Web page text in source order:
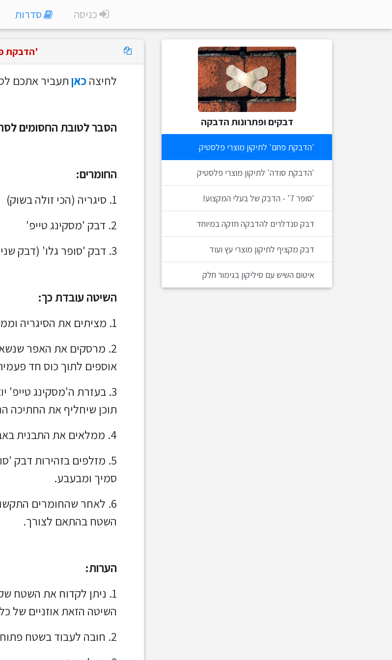
כניסה סדרות
דבקים ופתרונות הדבקה
'הדבקת פחם' לתיקון מוצרי פלסטיק
'הדבקת סודה' לתיקון מוצרי פלסטיק
'סופר 7' - הדבק של בעלי המקצוע!
דבק סנדלרים להדבקה חזקה במיוחד
דבק מקציף לתיקון מוצרי עץ ועוד
איטום השיש עם סיליקון בגימור חלק
'הדבקת
לחיצה כאןתעביר אתכם
הסבר לטובת החסומים
החומרים:
1. סיגריה (הכי זולה בשוק)
2. דבק 'מסקינג טייפ'
3. דבק 'סופר גלו' (דבק שניות-מהיר)
השיטה עובדת כך:
1. מציתים את הסיגריה וממתינים שהיא תאכל לגמרי.
2. מרסקים את האפר
אוספים לתוך כוס חד
3. בעזרת ה'מסקינג טייפ'
תוכן שיחליף את החתיכה
4. ממלאים את התבנית באבקת הפחם.
5. מזלפים בזהירות דבק
סמיך ומבעבע.
6. לאחר שהחומרים
השטח בהתאם לצורך.
הערות:
1. ניתן לקדוח את השטח
השיטה הזאת אוזניים של
2. חובה לעבוד בשטח פתוח!